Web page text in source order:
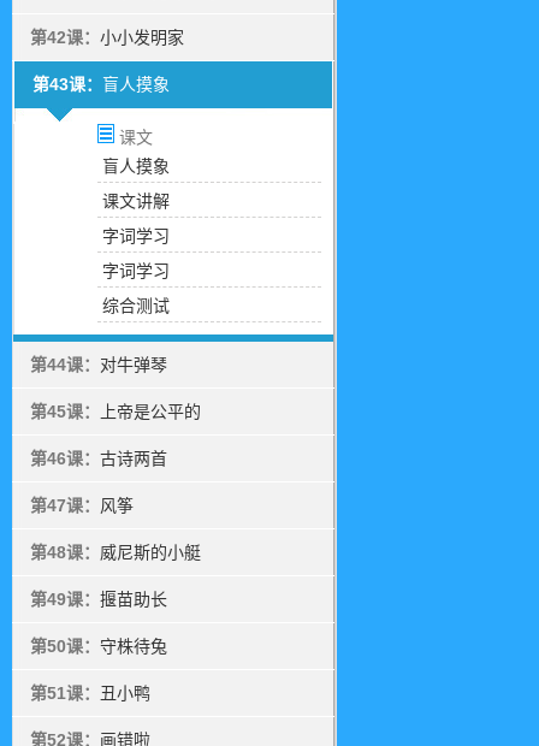
第42课： 小小发明家
第43课： 盲人摸象
课文
盲人摸象
课文讲解
字词学习
字词学习
综合测试
第44课： 对牛弹琴
第45课： 上帝是公平的
第46课： 古诗两首
第47课： 风筝
第48课： 威尼斯的小艇
第49课： 揠苗助长
第50课： 守株待兔
第51课： 丑小鸭
第52课： 画错啦